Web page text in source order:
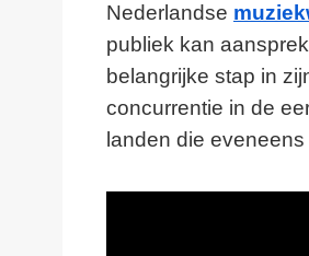
Nederlandse
publiek kan
belangrijke stap in
concurrentie in de
landen die